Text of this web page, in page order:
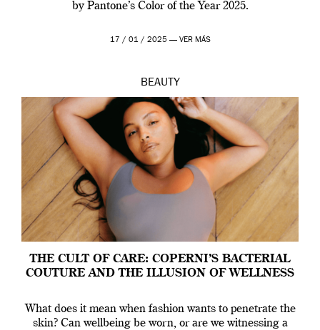
by Pantone’s Color of the Year 2025.
17 / 01 / 2025 — VER MÁS
BEAUTY
THE CULT OF CARE: COPERNI’S BACTERIAL
COUTURE AND THE ILLUSION OF WELLNESS
What does it mean when fashion wants to penetrate the
skin? Can wellbeing be worn, or are we witnessing a